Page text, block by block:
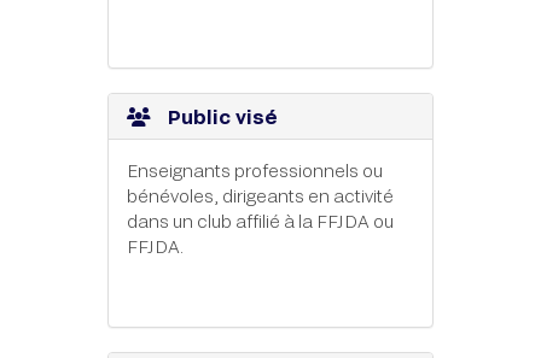
Public visé
Enseignants professionnels ou
bénévoles, dirigeants en activité
dans un club affilié à la FFJDA ou
FFJDA.